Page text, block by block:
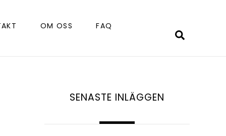
OM OSS
FAQ
SENASTE INLÄGGEN